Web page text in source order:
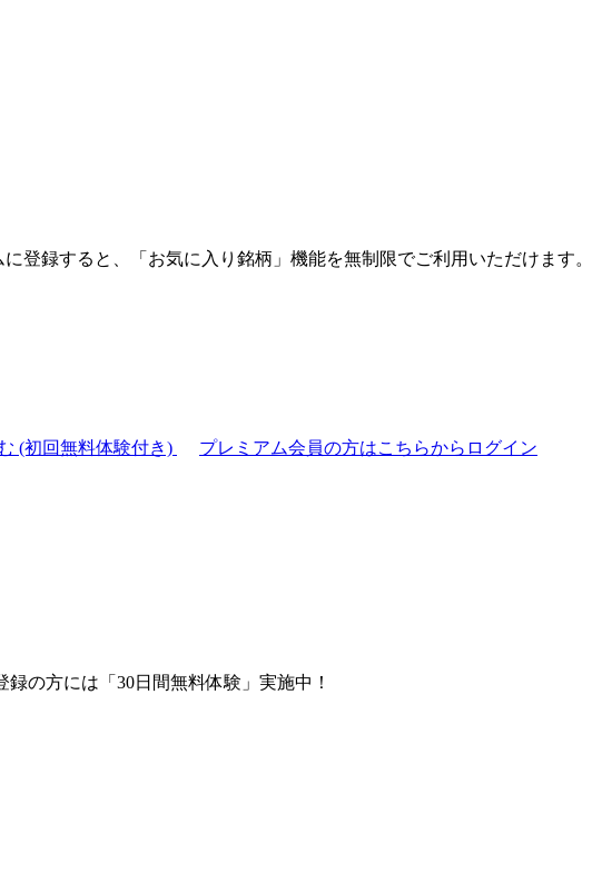
登録すると、「お気に入り銘柄」機能を無制限でご利用いただけます。
(初回無料体験付き)
プレミアム会員の方はこちらからログイン
の方には「30日間無料体験」実施中！